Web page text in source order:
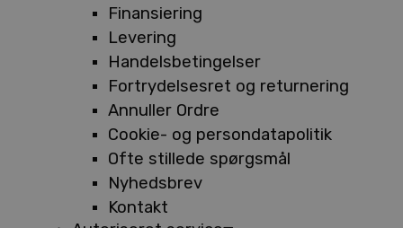
Finansiering
Levering
Handelsbetingelser
Fortrydelsesret og returnering
Annuller Ordre
Cookie- og persondatapolitik
Ofte stillede spørgsmål
Nyhedsbrev
Kontakt